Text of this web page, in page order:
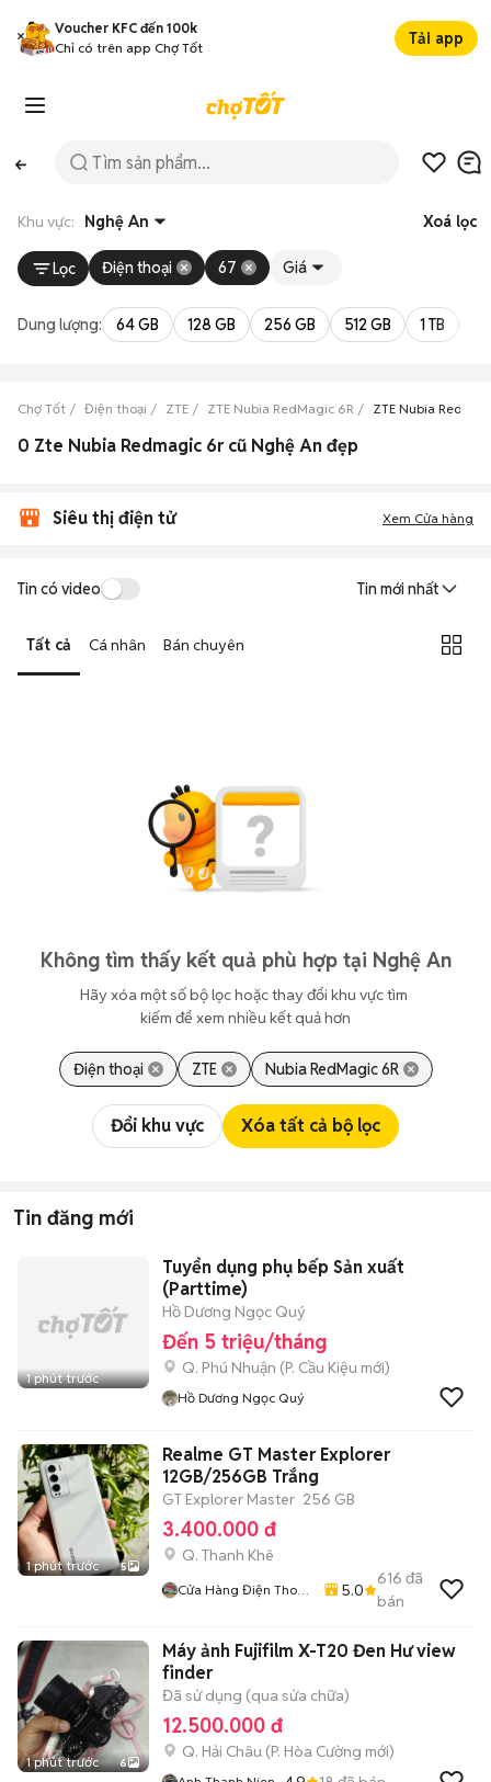
Voucher KFC đến 100k
Chỉ có trên app Chợ Tốt
Tải app
Khu vực: Nghệ An Xoá lọc
Lọc Điện thoại 67 Giá
Dung lượng: 64 GB 128 GB 256 GB 512 GB 1 TB
Chợ Tốt Điện thoại ZTE ZTE Nubia RedMagic 6R ZTE Nubia
0 Zte Nubia Redmagic 6r cũ Nghệ An đẹp
Siêu thị điện tử Xem Cửa hàng
Tin có video Tin mới nhất
Tất cả Cá nhân Bán chuyên
Không tìm thấy kết quả phù hợp tại Nghệ An
Hãy xóa một số bộ lọc hoặc thay đổi khu vực tìm
kiếm để xem nhiều kết quả hơn
Điện thoại ZTE Nubia RedMagic 6R
Đổi khu vực Xóa tất cả bộ lọc
Tin đăng mới
1 phút trước
Tuyển dụng phụ bếp Sản xuất
(Parttime)
Hồ Dương Ngọc Quý
Đến 5 triệu/tháng
Q. Phú Nhuận (P. Cầu Kiệu mới)
Hồ Dương Ngọc Quý
1 phút trước 5
Realme GT Master Explorer
12GB/256GB Trắng
GT Explorer Master 256 GB
3.400.000 đ
Q. Thanh Khê
Cửa Hàng Điện Thoại
5.0
616 đã
bán
1 phút trước 6
Máy ảnh Fujifilm X-T20 Đen Hư view
finder
Đã sử dụng (qua sửa chữa)
12.500.000 đ
Q. Hải Châu (P. Hòa Cường mới)